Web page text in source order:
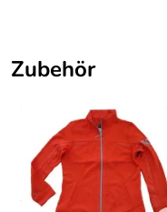
nicht möglich , bügeln
Wunderschön mit
zu Kombinieren.
Beachten Sie unsere
Sports Shop
Zubehör